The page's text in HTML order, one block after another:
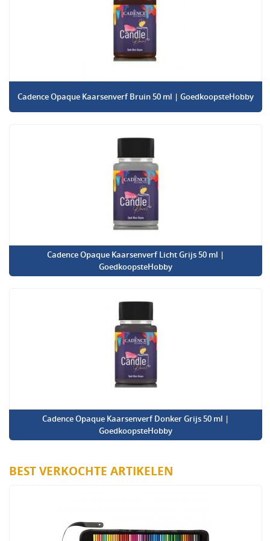
Cadence Opaque Kaarsenverf Bruin 50 ml | GoedkoopsteHobby
Cadence Opaque Kaarsenverf Licht Grijs 50 ml |
GoedkoopsteHobby
Cadence Opaque Kaarsenverf Donker Grijs 50 ml |
GoedkoopsteHobby
BEST VERKOCHTE ARTIKELEN